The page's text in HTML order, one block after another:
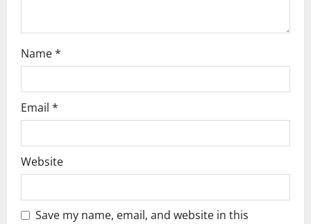
Name*
Email *
Website
Save my name, email, and website in this